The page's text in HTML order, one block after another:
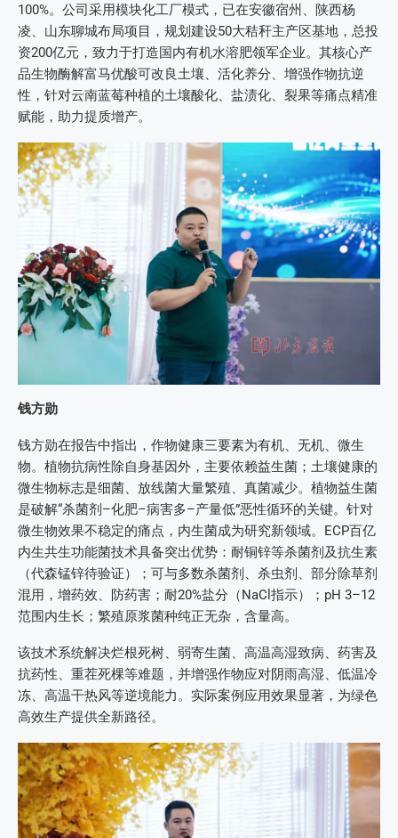
100%。公司采用模块化工厂模式，已在安徽宿州、陕西杨
凌、山东聊城布局项目，规划建设50大秸秆主产区基地，总投
资200亿元，致力于打造国内有机水溶肥领军企业。其核心产
品生物酶解富马优酸可改良土壤、活化养分、增强作物抗逆
性，针对云南蓝莓种植的土壤酸化、盐渍化、裂果等痛点精准
赋能，助力提质增产。
钱方勋
钱方勋在报告中指出，作物健康三要素为有机、无机、微生
物。植物抗病性除自身基因外，主要依赖益生菌；土壤健康的
微生物标志是细菌、放线菌大量繁殖、真菌减少。植物益生菌
是破解“杀菌剂–化肥–病害多–产量低”恶性循环的关键。针对
微生物效果不稳定的痛点，内生菌成为研究新领域。ECP百亿
内生共生功能菌技术具备突出优势：耐铜锌等杀菌剂及抗生素
（代森锰锌待验证）；可与多数杀菌剂、杀虫剂、部分除草剂
混用，增药效、防药害；耐20%盐分（NaCl指示）；pH 3–12
范围内生长；繁殖原浆菌种纯正无杂，含量高。
该技术系统解决烂根死树、弱寄生菌、高温高湿致病、药害及
抗药性、重茬死棵等难题，并增强作物应对阴雨高湿、低温冷
冻、高温干热风等逆境能力。实际案例应用效果显著，为绿色
高效生产提供全新路径。